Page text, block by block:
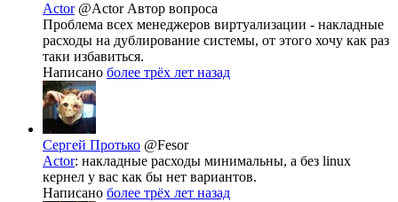
Actor @Actor Автор вопроса
Проблема всех менеджеров виртуализации - накладные
расходы на дублирование системы, от этого хочу как раз
таки избавиться.
Написано более трёх лет назад
Сергей Протько @Fesor
Actor: накладные расходы минимальны, а без linux
кернел у вас как бы нет вариантов.
Написано более трёх лет назад